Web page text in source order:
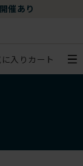
催あり
入り カート